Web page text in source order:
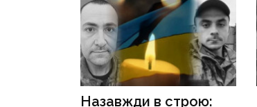
Назавжди в строю: